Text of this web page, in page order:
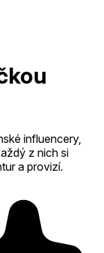
influencery,
z nich si
a provizí.